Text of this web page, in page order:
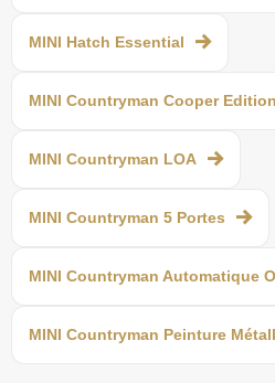
MINI Hatch Essential
MINI Countryman Cooper
MINI Countryman LOA
MINI Countryman 5 Portes
MINI Countryman Automatique
MINI Countryman Peinture